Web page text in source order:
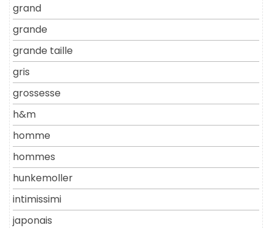
grand
grande
grande taille
gris
grossesse
h&m
homme
hommes
hunkemoller
intimissimi
japonais